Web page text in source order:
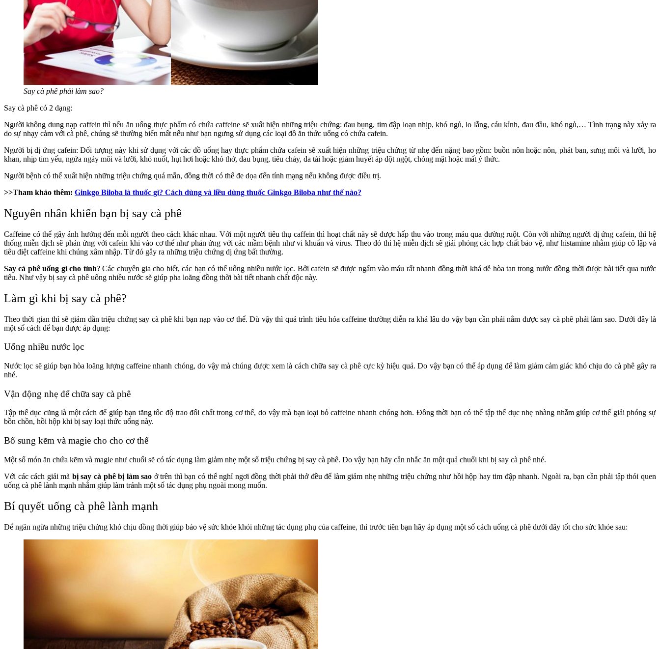
Say cà phê phải làm sao?
Say cà phê có 2 dạng:
Người không dung nạp caffein thì nếu ăn uống thực phẩm có chứa caffeine sẽ xuất hiện những triệu chứng: đau bụng, tim đập loạn nhịp, khó ngủ, lo lắng, cáu kỉnh, đau đầu, khó ngủ,… Tình trạng này xảy ra
do sự nhạy cảm với cà phê, chúng sẽ thường biến mất nếu như bạn ngưng sử dụng các loại đồ ăn thức uống có chứa cafein.
Người bị dị ứng cafein: Đối tượng này khi sử dụng với các đồ uống hay thực phẩm chứa cafein sẽ xuất hiện những triệu chứng từ nhẹ đến nặng bao gồm: buồn nôn hoặc nôn, phát ban, sưng môi và lưỡi, ho
khan, nhịp tim yếu, ngứa ngáy môi và lưỡi, khó nuốt, hụt hơi hoặc khó thở, đau bụng, tiêu chảy, da tái hoặc giảm huyết áp đột ngột, chóng mặt hoặc mất ý thức.
Người bệnh có thể xuất hiện những triệu chứng quá mẫn, đồng thời có thể đe dọa đến tính mạng nếu không được điều trị.
>>Tham khảo thêm: Ginkgo Biloba là thuốc gì? Cách dùng và liều dùng thuốc Ginkgo Biloba như thế nào?
Nguyên nhân khiến bạn bị say cà phê
Caffeine có thể gây ảnh hưởng đến mỗi người theo cách khác nhau. Với một người tiêu thụ caffein thì hoạt chất này sẽ được hấp thu vào trong máu qua đường ruột. Còn với những người dị ứng cafein, thì hệ
thống miễn dịch sẽ phản ứng với cafein khi vào cơ thể như phản ứng với các mầm bệnh như vi khuẩn và virus. Theo đó thì hệ miễn dịch sẽ giải phóng các hợp chất bảo vệ, như histamine nhằm giúp cô lập và
tiêu diệt caffeine khi chúng xâm nhập. Từ đó gây ra những triệu chứng dị ứng bất thường.
Say cà phê uống gì cho tỉnh? Các chuyên gia cho biết, các bạn có thể uống nhiều nước lọc. Bởi cafein sẽ được ngấm vào máu rất nhanh đồng thời khá dễ hòa tan trong nước đồng thời được bài tiết qua nước
tiểu. Như vậy bị say cà phê uống nhiều nước sẽ giúp pha loãng đồng thời bài tiết nhanh chất độc này.
Làm gì khi bị say cà phê?
Theo thời gian thì sẽ giảm dần triệu chứng say cà phê khi bạn nạp vào cơ thể. Dù vậy thì quá trình tiêu hóa caffeine thường diễn ra khá lâu do vậy bạn cần phải nắm được say cà phê phải làm sao. Dưới đây là
một số cách để bạn được áp dụng:
Uống nhiều nước lọc
Nước lọc sẽ giúp bạn hòa loãng lượng caffeine nhanh chóng, do vậy mà chúng được xem là cách chữa say cà phê cực kỳ hiệu quả. Do vậy bạn có thể áp dụng để làm giảm cảm giác khó chịu do cà phê gây ra
nhé.
Vận động nhẹ để chữa say cà phê
Tập thể dục cũng là một cách để giúp bạn tăng tốc độ trao đổi chất trong cơ thể, do vậy mà bạn loại bỏ caffeine nhanh chóng hơn. Đồng thời bạn có thể tập thể dục nhẹ nhàng nhằm giúp cơ thể giải phóng sự
bồn chồn, hồi hộp khi bị say loại thức uống này.
Bổ sung kẽm và magie cho cho cơ thể
Một số món ăn chứa kẽm và magie như chuối sẽ có tác dụng làm giảm nhẹ một số triệu chứng bị say cà phê. Do vậy bạn hãy cân nhắc ăn một quả chuối khi bị say cà phê nhé.
Với các cách giải mã bị say cà phê bị làm sao ở trên thì bạn có thể nghỉ ngơi đồng thời phải thở đều để làm giảm nhẹ những triệu chứng như hồi hộp hay tim đập nhanh. Ngoài ra, bạn cần phải tập thói quen
uống cà phê lành mạnh nhằm giúp làm tránh một số tác dụng phụ ngoài mong muốn.
Bí quyết uống cà phê lành mạnh
Để ngăn ngừa những triệu chứng khó chịu đồng thời giúp bảo vệ sức khỏe khỏi những tác dụng phụ của caffeine, thì trước tiên bạn hãy áp dụng một số cách uống cà phê dưới đây tốt cho sức khỏe sau: